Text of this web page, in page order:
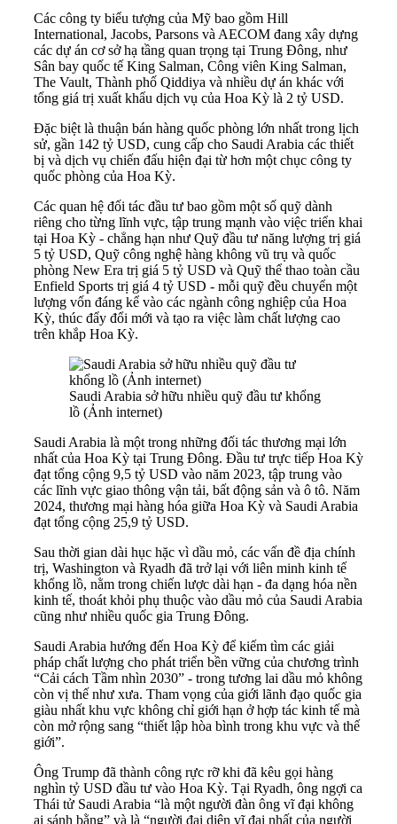
Các công ty biểu tượng của Mỹ bao gồm Hill
International, Jacobs, Parsons và AECOM đang xây dựng
các dự án cơ sở hạ tầng quan trọng tại Trung Đông, như
Sân bay quốc tế King Salman, Công viên King Salman,
The Vault, Thành phố Qiddiya và nhiều dự án khác với
tổng giá trị xuất khẩu dịch vụ của Hoa Kỳ là 2 tỷ USD.
Đặc biệt là thuận bán hàng quốc phòng lớn nhất trong lịch
sử, gần 142 tỷ USD, cung cấp cho Saudi Arabia các thiết
bị và dịch vụ chiến đấu hiện đại từ hơn một chục công ty
quốc phòng của Hoa Kỳ.
Các quan hệ đối tác đầu tư bao gồm một số quỹ dành
riêng cho từng lĩnh vực, tập trung mạnh vào việc triển khai
tại Hoa Kỳ - chẳng hạn như Quỹ đầu tư năng lượng trị giá
5 tỷ USD, Quỹ công nghệ hàng không vũ trụ và quốc
phòng New Era trị giá 5 tỷ USD và Quỹ thể thao toàn cầu
Enfield Sports trị giá 4 tỷ USD - mỗi quỹ đều chuyển một
lượng vốn đáng kể vào các ngành công nghiệp của Hoa
Kỳ, thúc đẩy đổi mới và tạo ra việc làm chất lượng cao
trên khắp Hoa Kỳ.
Saudi Arabia sở hữu nhiều quỹ đầu tư khổng
lồ (Ảnh internet)
Saudi Arabia là một trong những đối tác thương mại lớn
nhất của Hoa Kỳ tại Trung Đông. Đầu tư trực tiếp Hoa Kỳ
đạt tổng cộng 9,5 tỷ USD vào năm 2023, tập trung vào
các lĩnh vực giao thông vận tải, bất động sản và ô tô. Năm
2024, thương mại hàng hóa giữa Hoa Kỳ và Saudi Arabia
đạt tổng cộng 25,9 tỷ USD.
Sau thời gian dài hục hặc vì dầu mỏ, các vấn đề địa chính
trị, Washington và Ryadh đã trở lại với liên minh kinh tế
khổng lồ, nằm trong chiến lược dài hạn - đa dạng hóa nền
kinh tế, thoát khỏi phụ thuộc vào dầu mỏ của Saudi Arabia
cũng như nhiều quốc gia Trung Đông.
Saudi Arabia hướng đến Hoa Kỳ để kiếm tìm các giải
pháp chất lượng cho phát triển bền vững của chương trình
“Cải cách Tầm nhìn 2030” - trong tương lai dầu mỏ không
còn vị thế như xưa. Tham vọng của giới lãnh đạo quốc gia
giàu nhất khu vực không chỉ giới hạn ở hợp tác kinh tế mà
còn mở rộng sang “thiết lập hòa bình trong khu vực và thế
giới”.
Ông Trump đã thành công rực rỡ khi đã kêu gọi hàng
nghìn tỷ USD đầu tư vào Hoa Kỳ. Tại Ryadh, ông ngợi ca
Thái tử Saudi Arabia “là một người đàn ông vĩ đại không
ai sánh bằng” và là “người đại diện vĩ đại nhất của người